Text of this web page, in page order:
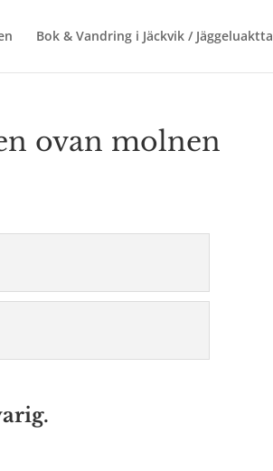
Bok & Vandring i Jäckvik / Jäggeluaktta
ovan molnen